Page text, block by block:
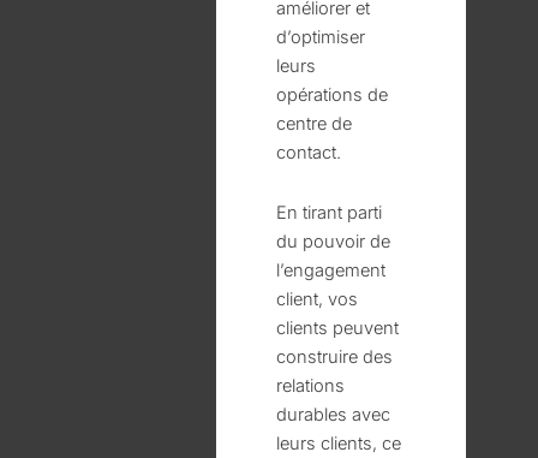
améliorer et
d’optimiser
leurs
opérations de
centre de
contact.
En tirant parti
du pouvoir de
l’engagement
client, vos
clients peuvent
construire des
relations
durables avec
leurs clients, ce